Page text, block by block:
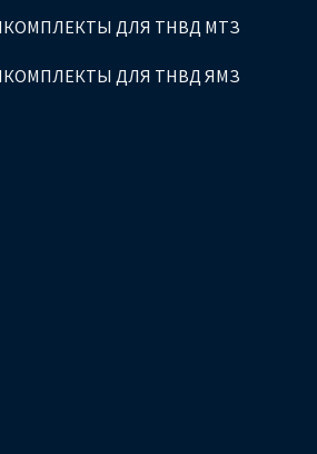
ДЛЯ ТНВД МТЗ
ДЛЯ ТНВД ЯМЗ